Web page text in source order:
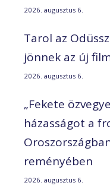
2026. augusztus 6.
Tarol az
jönnek az új
2026. augusztus 6.
„Fekete
házasságot a
reményében
2026. augusztus 6.